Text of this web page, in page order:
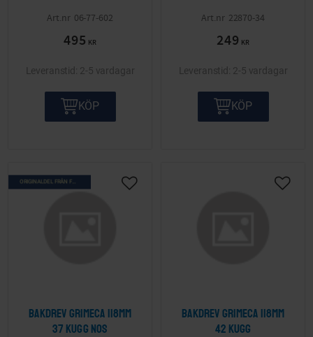
06-77-602
495 KR
2-5 vardagar
KÖP
22870-34
249 KR
2-5 vardagar
KÖP
Bakdrev Grimeca 118mm
37 kugg NOS
Lägg till i önskelista
Bakdrev Grimeca 118mm
42 kugg
Lägg